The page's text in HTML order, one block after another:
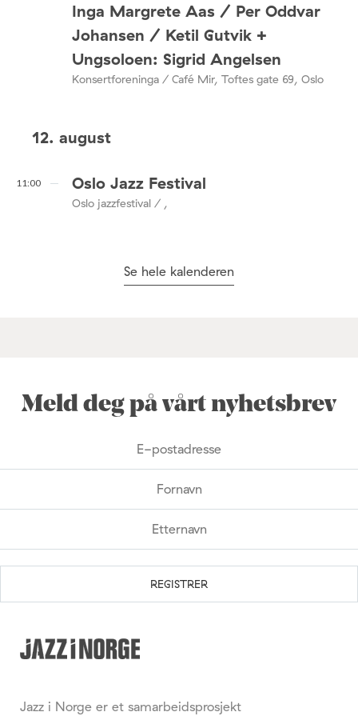
Inga Margrete Aas / Per Oddvar
Johansen / Ketil Gutvik +
Ungsoloen: Sigrid Angelsen
Konsertforeninga / Café Mir, Toftes gate 69, Oslo
12. august
11:00 Oslo Jazz Festival
Oslo jazzfestival / ,
Se hele kalenderen
Meld deg på vårt nyhetsbrev
Jazz i Norge er et samarbeidsprosjekt